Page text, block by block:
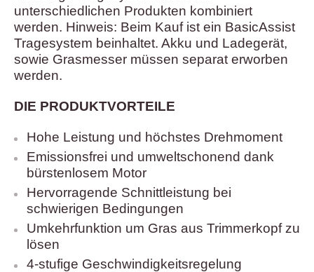
unterschiedlichen Produkten kombiniert
werden. Hinweis: Beim Kauf ist ein BasicAssist
Tragesystem beinhaltet. Akku und Ladegerät,
sowie Grasmesser müssen separat erworben
werden.
DIE PRODUKTVORTEILE
Hohe Leistung und höchstes Drehmoment
Emissionsfrei und umweltschonend dank
bürstenlosem Motor
Hervorragende Schnittleistung bei
schwierigen Bedingungen
Umkehrfunktion um Gras aus Trimmerkopf zu
lösen
4-stufige Geschwindigkeitsregelung